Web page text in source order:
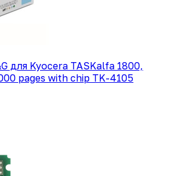
для Kyocera TASKalfa 1800,
pages with chip TK-4105